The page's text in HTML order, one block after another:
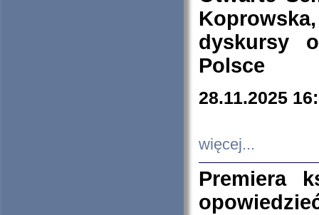
dyskursy
Polsce
28.11.2025
więcej...
Premiera